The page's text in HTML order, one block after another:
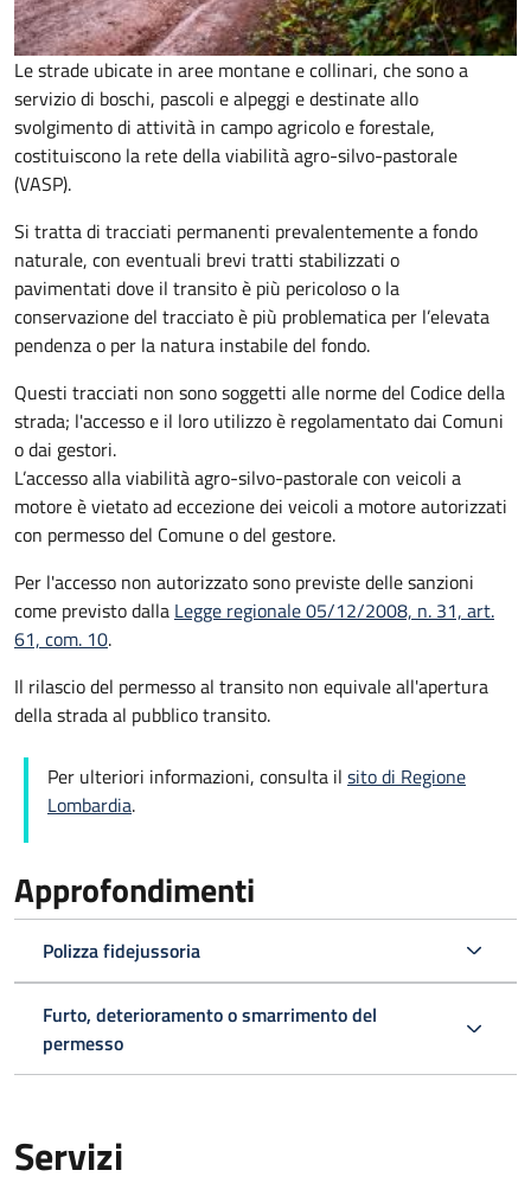
Le strade ubicate in aree montane e collinari, che sono a
servizio di boschi, pascoli e alpeggi e destinate allo
svolgimento di attività in campo agricolo e forestale,
costituiscono la rete della viabilità agro-silvo-pastorale
(VASP).
Si tratta di tracciati permanenti prevalentemente a fondo
naturale, con eventuali brevi tratti stabilizzati o
pavimentati dove il transito è più pericoloso o la
conservazione del tracciato è più problematica per l’elevata
pendenza o per la natura instabile del fondo.
Questi tracciati non sono soggetti alle norme del Codice della
strada; l'accesso e il loro utilizzo è regolamentato dai Comuni
o dai gestori.
L’accesso alla viabilità agro-silvo-pastorale con veicoli a
motore è vietato ad eccezione dei veicoli a motore autorizzati
con permesso del Comune o del gestore.
Per l'accesso non autorizzato sono previste delle sanzioni
come previsto dalla Legge regionale 05/12/2008, n. 31, art.
61, com. 10.
Il rilascio del permesso al transito non equivale all'apertura
della strada al pubblico transito.
Per ulteriori informazioni, consulta il sito di Regione
Lombardia.
Approfondimenti
Polizza fidejussoria
Furto, deterioramento o smarrimento del
permesso
Servizi